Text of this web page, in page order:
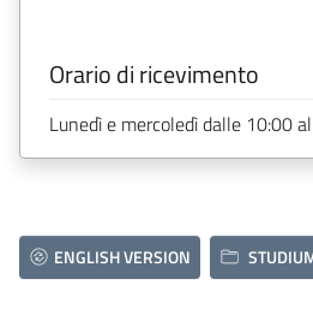
Orario di ricevimento
Lunedì e mercoledì dalle 10:00
ENGLISH VERSION